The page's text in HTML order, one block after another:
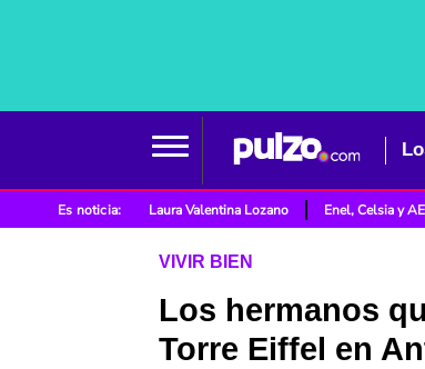
Es noticia: Laura Valentina Lozano Enel, Celsia y
VIVIR BIEN
Los hermanos
Torre Eiffel en